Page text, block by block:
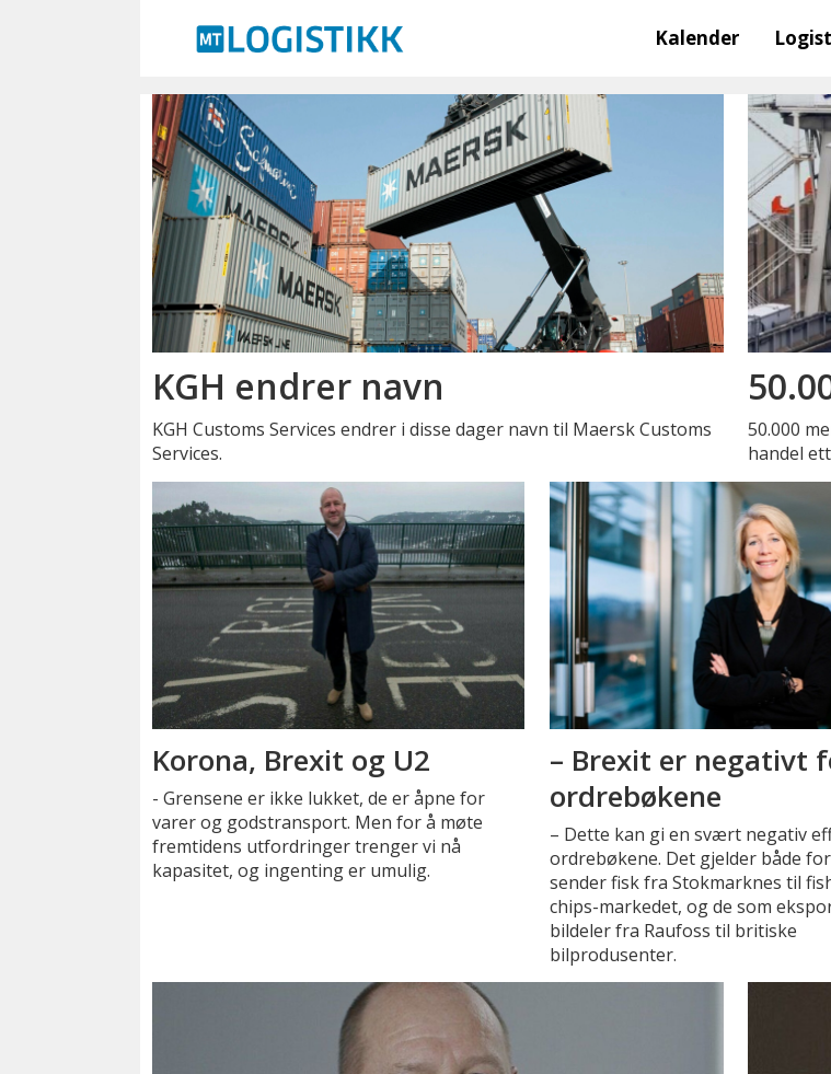
Kalender
KGH endrer navn
KGH Customs Services endrer i disse dager navn til Maersk Customs
Services.
50.000
handel
Korona, Brexit og U2
- Grensene er ikke lukket, de er åpne for
varer og godstransport. Men for å møte
fremtidens utfordringer trenger vi nå
kapasitet, og ingenting er umulig.
– Brexit er negativt
ordrebøkene
– Dette kan gi en svært negativ
ordrebøkene. Det gjelder både
sender fisk fra Stokmarknes til
chips-markedet, og de som
bildeler fra Raufoss til britiske
bilprodusenter.